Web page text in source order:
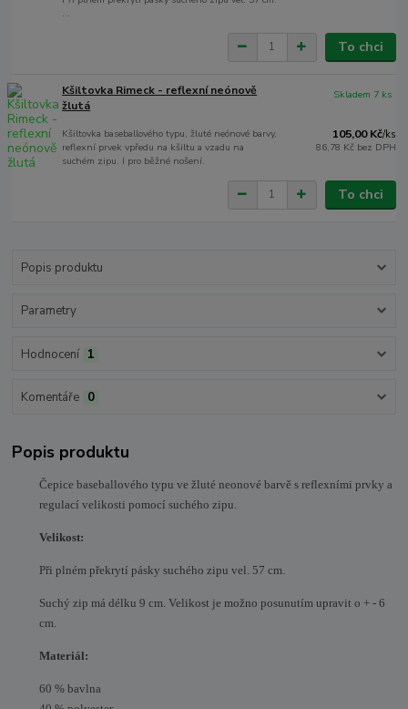
...
To chci
Kšiltovka Rimeck - reflexní neónově
žlutá
Kšiltovka baseballového typu, žluté neónové barvy,
reflexní prvek vpředu na kšiltu a vzadu na
suchém zipu. I pro běžné nošení.
105,00 Kč/ks
86,78 Kč bez DPH
Skladem 7 ks
To chci
Popis produktu
Parametry
Hodnocení 1
Komentáře 0
Popis produktu
Čepice baseballového typu ve žluté neonové barvě s reflexními prvky a
regulací velikosti pomocí suchého zipu.
Velikost:
Při plném překrytí pásky suchého zipu vel. 57 cm.
Suchý zip má délku 9 cm. Velikost je možno posunutím upravit o + - 6
cm.
Materiál:
60 % bavlna